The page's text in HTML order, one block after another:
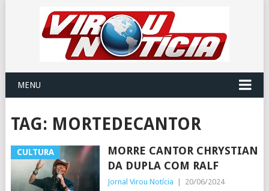
MENU
TAG: MORTEDECANTOR
CULTURA
MORRE CANTOR CHRYSTIAN
DA DUPLA COM RALF
Jornal Virou Notícia 20/06/2024